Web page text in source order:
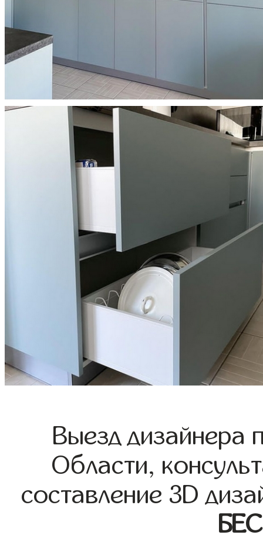
Выезд дизайнера
Области,
составление 3D